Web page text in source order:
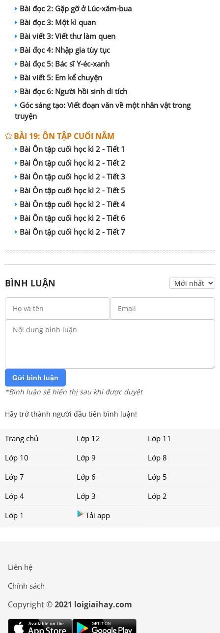
Bài đọc 2: Gặp gỡ ở Lúc-xăm-bua
Bài đọc 3: Một kì quan
Bài viết 3: Viết thư làm quen
Bài đọc 4: Nhập gia tùy tục
Bài đọc 5: Bác sĩ Y-éc-xanh
Bài viết 5: Em kể chuyện
Bài đọc 6: Người hồi sinh di tích
Góc sáng tạo: Viết đoạn văn về một nhân vật trong
truyện
BÀI 19: ÔN TẬP CUỐI NĂM
Bài Ôn tập cuối học kì 2 - Tiết 1
Bài Ôn tập cuối học kì 2 - Tiết 2
Bài Ôn tập cuối học kì 2 - Tiết 3
Bài Ôn tập cuối học kì 2 - Tiết 5
Bài Ôn tập cuối học kì 2 - Tiết 4
Bài Ôn tập cuối học kì 2 - Tiết 6
Bài Ôn tập cuối học kì 2 - Tiết 7
BÌNH LUẬN
Gửi bình luận
*Bình luận sẽ hiển thị sau khi được duyệt
Hãy trở thành người đầu tiên bình luận!
Trang chủ Lớp 12
Lớp 11
Lớp 10
Lớp 9
Lớp 8
Lớp 7
Lớp 6
Lớp 5
Lớp 4
Lớp 3
Lớp 2
Lớp 1
Tải app
Liên hệ
Chính sách
Copyright ©2021 loigiaihay.com